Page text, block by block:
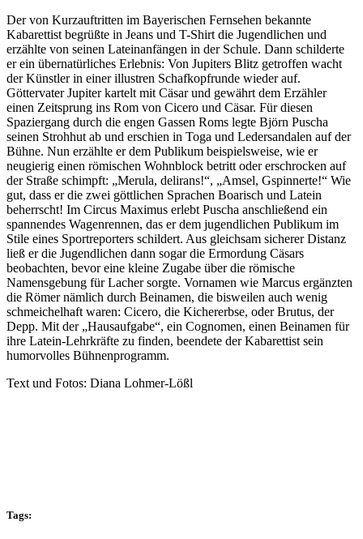
Der von Kurzauftritten im Bayerischen Fernsehen bekannte
Kabarettist begrüßte in Jeans und T-Shirt die Jugendlichen und
erzählte von seinen Lateinanfängen in der Schule. Dann schilderte
er ein übernatürliches Erlebnis: Von Jupiters Blitz getroffen wacht
der Künstler in einer illustren Schafkopfrunde wieder auf.
Göttervater Jupiter kartelt mit Cäsar und gewährt dem Erzähler
einen Zeitsprung ins Rom von Cicero und Cäsar. Für diesen
Spaziergang durch die engen Gassen Roms legte Björn Puscha
seinen Strohhut ab und erschien in Toga und Ledersandalen auf der
Bühne. Nun erzählte er dem Publikum beispielsweise, wie er
neugierig einen römischen Wohnblock betritt oder erschrocken auf
der Straße schimpft: „Merula, delirans!“, „Amsel, Gspinnerte!“ Wie
gut, dass er die zwei göttlichen Sprachen Boarisch und Latein
beherrscht! Im Circus Maximus erlebt Puscha anschließend ein
spannendes Wagenrennen, das er dem jugendlichen Publikum im
Stile eines Sportreporters schildert. Aus gleichsam sicherer Distanz
ließ er die Jugendlichen dann sogar die Ermordung Cäsars
beobachten, bevor eine kleine Zugabe über die römische
Namensgebung für Lacher sorgte. Vornamen wie Marcus ergänzten
die Römer nämlich durch Beinamen, die bisweilen auch wenig
schmeichelhaft waren: Cicero, die Kichererbse, oder Brutus, der
Depp. Mit der „Hausaufgabe“, ein Cognomen, einen Beinamen für
ihre Latein-Lehrkräfte zu finden, beendete der Kabarettist sein
humorvolles Bühnenprogramm.
Text und Fotos: Diana Lohmer-Lößl
Tags: